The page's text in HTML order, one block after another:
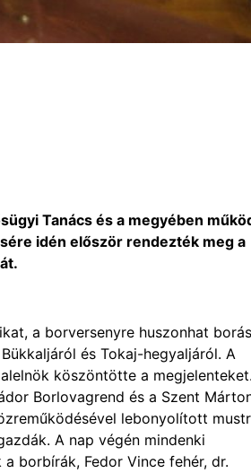
Tanács és a megyében
idén először rendezték meg a
a borversenyre huszonhat
és Tokaj-hegyaljáról. A
köszöntötte a
Borlovagrend és a Szent
lebonyolított
A nap végén mindenki
borbírák, Fedor Vince fehér, dr.